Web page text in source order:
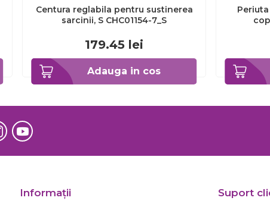
Adauga in cos
Centura reglabila pentru sustinerea
sarcinii, S CHC01154-7_S
179.45 lei
Informaţii Suport